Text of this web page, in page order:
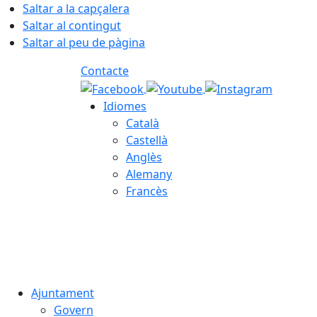
Saltar a la capçalera
Saltar al contingut
Saltar al peu de pàgina
Contacte
Idiomes
Català
Castellà
Anglès
Alemany
Francès
Ajuntament
Govern